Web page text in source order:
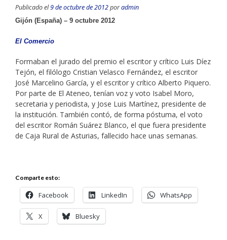
Publicado el9 de octubre de 2012poradmin
Gijón (España) – 9 octubre 2012
El Comercio
Formaban el jurado del premio el escritor y crítico Luis Díez
Tejón, el filólogo Cristian Velasco Fernández, el escritor
José Marcelino García, y el escritor y crítico Alberto Piquero.
Por parte de El Ateneo, tenían voz y voto Isabel Moro,
secretaria y periodista, y Jose Luis Martínez, presidente de
la institución. También contó, de forma póstuma, el voto
del escritor Román Suárez Blanco, el que fuera presidente
de Caja Rural de Asturias, fallecido hace unas semanas.
Comparte esto:
Facebook LinkedIn WhatsApp
X Bluesky